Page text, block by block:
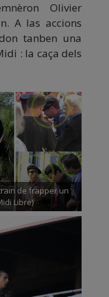
Olivier
A las accions
tanben una
: la caça dels
de frapper un
Libre)